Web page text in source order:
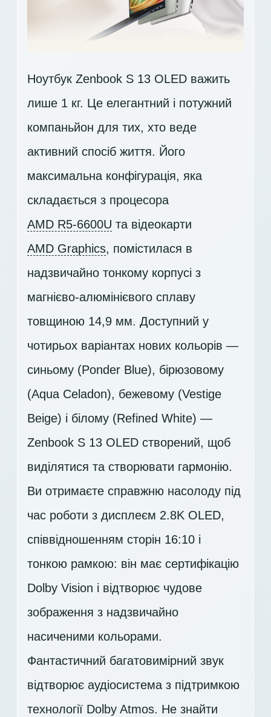
Ноутбук Zenbook S 13 OLED важить
лише 1 кг. Це елегантний і потужний
компаньйон для тих, хто веде
активний спосіб життя. Його
максимальна конфігурація, яка
складається з процесора
AMD R5-6600U та відеокарти
AMD Graphics, помістилася в
надзвичайно тонкому корпусі з
магнієво-алюмінієвого сплаву
товщиною 14,9 мм. Доступний у
чотирьох варіантах нових кольорів —
синьому (Ponder Blue), бірюзовому
(Aqua Celadon), бежевому (Vestige
Beige) і білому (Refined White) —
Zenbook S 13 OLED створений, щоб
виділятися та створювати гармонію.
Ви отримаєте справжню насолоду під
час роботи з дисплеєм 2.8K OLED,
співвідношенням сторін 16:10 і
тонкою рамкою: він має сертифікацію
Dolby Vision і відтворює чудове
зображення з надзвичайно
насиченими кольорами.
Фантастичний багатовимірний звук
відтворює аудіосистема з підтримкою
технології Dolby Atmos. Не знайти